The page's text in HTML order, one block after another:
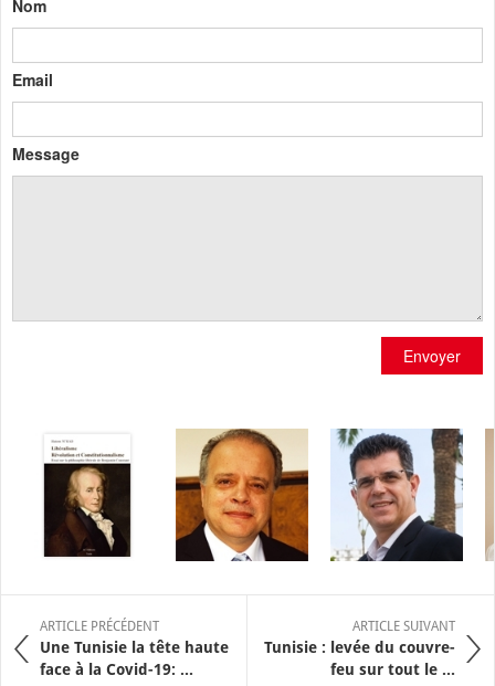
Nom
Email
Message
Envoyer
ARTICLE PRÉCÉDENT
Une Tunisie la tête haute
face à la Covid-19: ...
ARTICLE SUIVANT
Tunisie : levée du couvre-
feu sur tout le ...